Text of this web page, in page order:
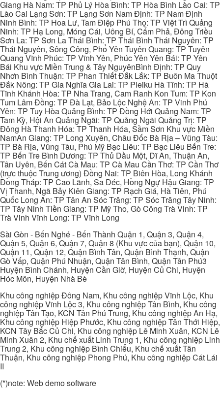
Giang Hà Nam: TP Phủ Lý Hòa Bình: TP Hòa Bình Lào Cai: TP
Lào Cai Lạng Sơn: TP Lạng Sơn Nam Định: TP Nam Định
Ninh Bình: TP Hoa Lư, Tam Điệp Phú Thọ: TP Việt Trì Quảng
Ninh: TP Hạ Long, Móng Cái, Uông Bí, Cẩm Phả, Đông Triều
Sơn La: TP Sơn La Thái Bình: TP Thái Bình Thái Nguyên: TP
Thái Nguyên, Sông Công, Phổ Yên Tuyên Quang: TP Tuyên
Quang Vĩnh Phúc: TP Vĩnh Yên, Phúc Yên Yên Bái: TP Yên
Bái Khu vực Miền Trung & Tây NguyênBình Định: TP Quy
Nhơn Bình Thuận: TP Phan Thiết Đắk Lắk: TP Buôn Ma Thuột
Đắk Nông: TP Gia Nghĩa Gia Lai: TP Pleiku Hà Tĩnh: TP Hà
Tĩnh Khánh Hòa: TP Nha Trang, Cam Ranh Kon Tum: TP Kon
Tum Lâm Đồng: TP Đà Lạt, Bảo Lộc Nghệ An: TP Vinh Phú
Yên: TP Tuy Hòa Quảng Bình: TP Đồng Hới Quảng Nam: TP
Tam Kỳ, Hội An Quảng Ngãi: TP Quảng Ngãi Quảng Trị: TP
Đông Hà Thanh Hóa: TP Thanh Hóa, Sầm Sơn Khu vực Miền
NamAn Giang: TP Long Xuyên, Châu Đốc Bà Rịa – Vũng Tàu:
TP Bà Rịa, Vũng Tàu, Phú Mỹ Bạc Liêu: TP Bạc Liêu Bến Tre:
TP Bến Tre Bình Dương: TP Thủ Dầu Một, Dĩ An, Thuận An,
Tân Uyên, Bến Cát Cà Mau: TP Cà Mau Cần Thơ: TP Cần Thơ
(trực thuộc Trung ương) Đồng Nai: TP Biên Hòa, Long Khánh
Đồng Tháp: TP Cao Lãnh, Sa Đéc, Hồng Ngự Hậu Giang: TP
Vị Thanh, Ngã Bảy Kiên Giang: TP Rạch Giá, Hà Tiên, Phú
Quốc Long An: TP Tân An Sóc Trăng: TP Sóc Trăng Tây Ninh:
TP Tây Ninh Tiền Giang: TP Mỹ Tho, Gò Công Trà Vinh: TP
Trà Vinh Vĩnh Long: TP Vĩnh Long
Sài Gòn - Bến Nghé - Bến Thành Quận 1, Quận 3, Quận 4,
Quận 5, Quận 6, Quận 7, Quận 8 (Khu vực của bạn), Quận 10,
Quận 11, Quận 12, Quận Bình Tân, Quận Bình Thạnh, Quận
Gò Vấp, Quận Phú Nhuận, Quận Tân Bình, Quận Tân Phú3
Huyện Bình Chánh, Huyện Cần Giờ, Huyện Củ Chi, Huyện
Hóc Môn, Huyện Nhà Bè
Khu công nghiệp Đông Nam, Khu công nghiệp Vĩnh Lộc, Khu
công nghiệp Vĩnh Lộc 3, Khu công nghiệp Tân Bình, Khu công
nghiệp Tân Tạo, KCN Tân Phú Trung, Khu công nghiệp An Hạ,
Khu công nghiệp Hiệp Phước, Khu công nghiệp Tân Thới Hiệp,
KCN Tây Bắc Củ Chi, Khu công nghiệp Lê Minh Xuân, KCN Lê
Minh Xuân 2, Khu chế xuất Linh Trung 1, Khu công nghiệp Linh
Trung 2, Khu công nghiệp Bình Chiểu, Khu chế xuất Tân
Thuận, Khu công nghiệp Phong Phú, Khu công nghiệp Cát Lái
II
(*)note: Web demo software